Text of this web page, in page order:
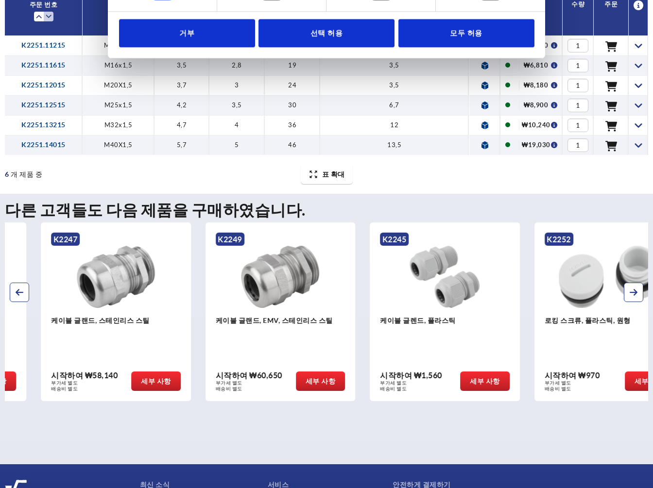
거부 선택 허용 모두 허용
M40X1,5 46
주문 번호
D
H H1 SW1 max. 조임 토크 SW1 Nm
가격
수량 주문
K2251.11215 M12X1,5 3,5 ₩4,690
K2251.11615 M16x1,5 3,5 2,8 19 3,5 ₩6,810
K2251.12015 M20X1,5 3,7 3 24 3,5 ₩8,180
K2251.12515 M25x1,5 4,2 3,5 30 6,7 ₩8,900
K2251.13215 M32x1,5 4,7 4 36 12 ₩10,240
K2251.14015 M40X1,5 5,7 5 46 13,5 ₩19,030
6 개 제품 중 표 확대
다른 고객들도 다음 제품을 구매하였습니다.
케이블 글랜드, 스테인리스 스틸
시작하여 ₩58,140
배송비 별도
케이블 글랜드, EMV, 스테인리스 스틸
시작하여 ₩60,650
배송비 별도
케이블 글렌드, 플라스틱
시작하여 ₩1,560
배송비 별도
로킹 스크류, 플라스틱, 원형
시작하여 ₩970
배송비 별도
최신 소식 서비스 안전하게 결제하기